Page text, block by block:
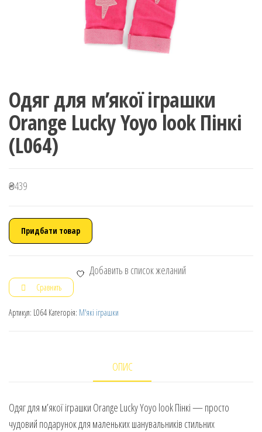
Одяг для м’якої іграшки
Orange Lucky Yoyo look Пінкі
(L064)
₴439
Придбати товар
Добавить в список желаний
Сравнить
Артикул: L064 Категорія: М'які іграшки
ОПИС
Одяг для м’якої іграшки Orange Lucky Yoyo look Пінкі — просто
чудовий подарунок для маленьких шанувальників стильних